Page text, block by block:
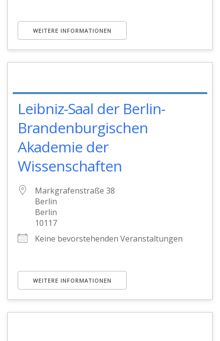
WEITERE INFORMATIONEN
Leibniz-Saal der Berlin-
Brandenburgischen
Akademie der
Wissenschaften
Markgrafenstraße 38
Berlin
Berlin
10117
Keine bevorstehenden Veranstaltungen
WEITERE INFORMATIONEN